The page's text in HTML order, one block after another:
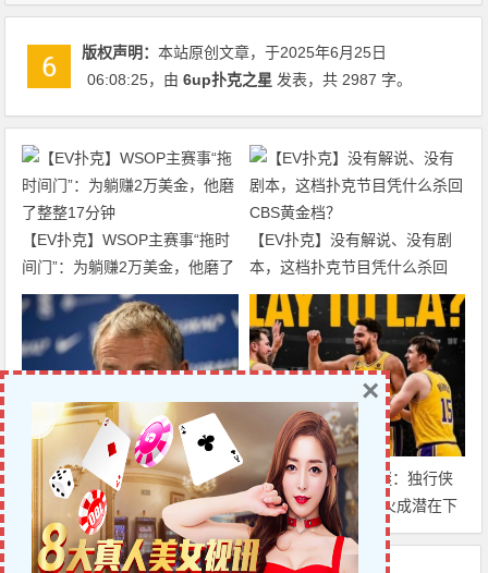
版权声明：本站原创文章，于2025年6月25日
06:08:25，由6up扑克之星 发表，共 2987 字。
【EV扑克】WSOP主赛事“拖时
间门”：为躺赚2万美金，他磨了
整整17分钟
【EV扑克】没有解说、没有剧
本，这档扑克节目凭什么杀回
CBS黄金档？
迈博体育 巴萨中场竞争白热
化：卡萨多彻底沦为边缘人，沙
特高薪邀约引发去留两难
克莱·汤普森去向成谜：独行侠
有意交易，湖人&热火成潜在下
家，大发体育助力你的致富之
路！
×